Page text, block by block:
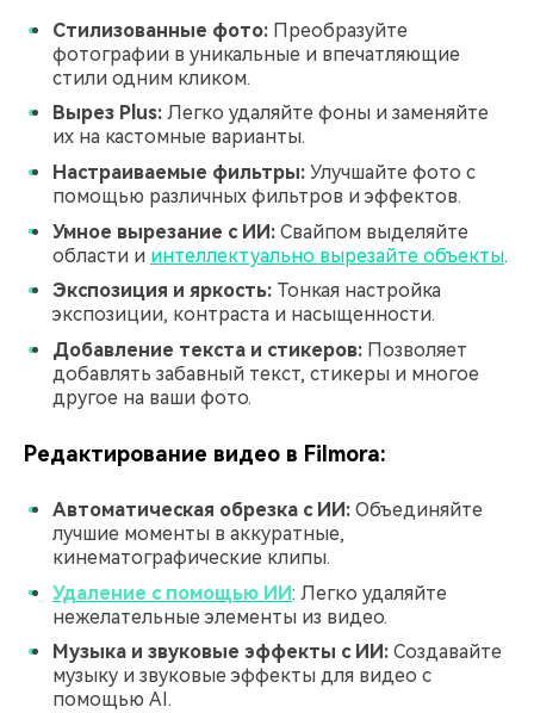
Стилизованные фото: Преобразуйте
фотографии в уникальные и впечатляющие
стили одним кликом.
Вырез Plus: Легко удаляйте фоны и заменяйте
их на кастомные варианты.
Настраиваемые фильтры: Улучшайте фото с
помощью различных фильтров и эффектов.
Умное вырезание с ИИ: Свайпом выделяйте
области и интеллектуально вырезайте объекты.
Экспозиция и яркость: Тонкая настройка
экспозиции, контраста и насыщенности.
Добавление текста и стикеров: Позволяет
добавлять забавный текст, стикеры и многое
другое на ваши фото.
Редактирование видео в Filmora:
Автоматическая обрезка с ИИ: Объединяйте
лучшие моменты в аккуратные,
кинематографические клипы.
Удаление с помощью ИИ: Легко удаляйте
нежелательные элементы из видео.
Музыка и звуковые эффекты с ИИ: Создавайте
музыку и звуковые эффекты для видео с
помощью AI.